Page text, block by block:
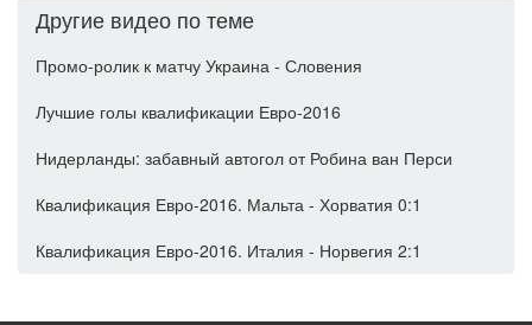
Другие видео по теме
Промо-ролик к матчу Украина - Словения
Лучшие голы квалификации Евро-2016
Нидерланды: забавный автогол от Робина ван Перси
Квалификация Евро-2016. Мальта - Хорватия 0:1
Квалификация Евро-2016. Италия - Норвегия 2:1